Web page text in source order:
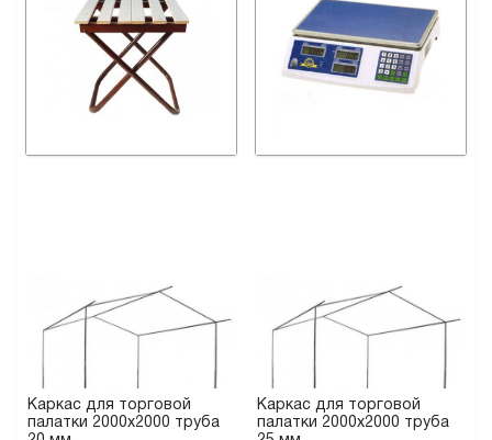
Каркас для торговой
палатки 2000х2000 труба
Каркас для торговой
палатки 2000х2000 труба